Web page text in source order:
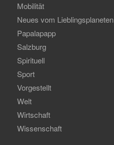
Mobilität
Neues vom Lieblingsplaneten
Papalapapp
Salzburg
Spirituell
Sport
Vorgestellt
Welt
Wirtschaft
Wissenschaft